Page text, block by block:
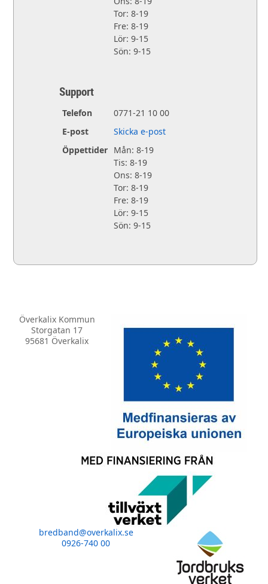
Tor: 8-19
Fre: 8-19
Lör: 9-15
Sön: 9-15
Support
Telefon
0771-21 10 00
E-post
Skicka e-post
Öppettider Mån: 8-19
Tis: 8-19
Ons: 8-19
Tor: 8-19
Fre: 8-19
Lör: 9-15
Sön: 9-15
Överkalix Kommun
Storgatan 17
95681 Överkalix
bredband@overkalix.se
0926-740 00